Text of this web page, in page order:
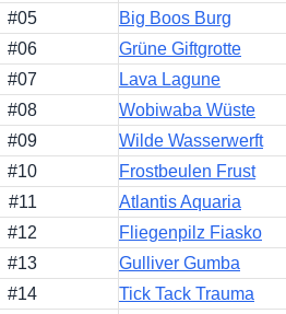
#05
Big Boos Burg
#06
Grüne Giftgrotte
#07
Lava Lagune
#08
Wobiwaba Wüste
#09
Wilde Wasserwerft
#10
Frostbeulen Frust
#11
Atlantis Aquaria
#12
Fliegenpilz Fiasko
#13
Gulliver Gumba
#14
Tick Tack Trauma